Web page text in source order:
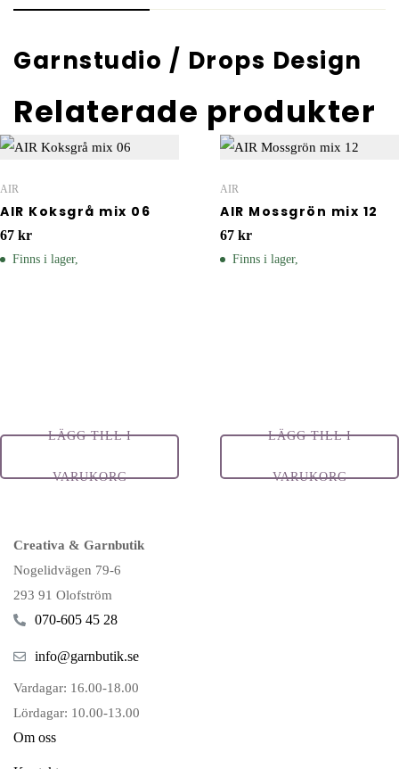
Garnstudio / Drops Design
Relaterade produkter
AIR
AIR Koksgrå mix 06
67 kr
Finns i lager,
LÄGG TILL I
VARUKORG
AIR
AIR Mossgrön mix 12
67 kr
Finns i lager,
LÄGG TILL I
VARUKORG
Creativa & Garnbutik
Nogelidvägen 79-6
293 91 Olofström
070-605 45 28
info@garnbutik.se
Vardagar: 16.00-18.00
Lördagar: 10.00-13.00
Om oss